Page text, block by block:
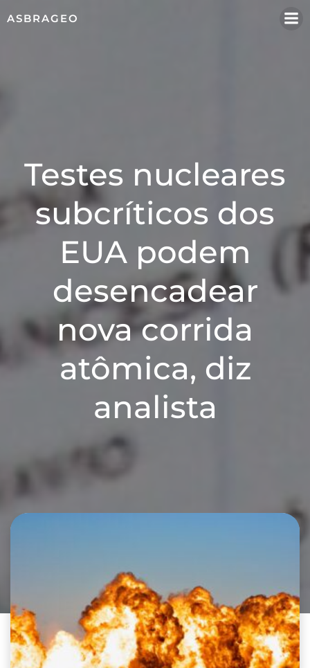
ASBRAGEO
Testes nucleares
subcríticos dos
EUA podem
desencadear
nova corrida
atômica, diz
analista